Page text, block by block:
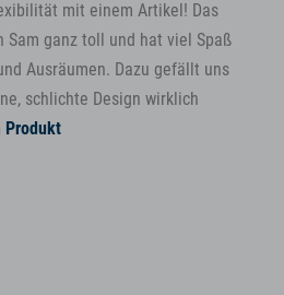
mit einem Artikel! Das
Sam ganz toll und hat viel Spaß
Ausräumen. Dazu gefällt uns
schlichte Design wirklich
Produkt